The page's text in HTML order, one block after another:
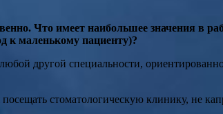
Что имеет наибольшее значения в
к маленькому пациенту)?
другой специальности,
стоматологическую клинику, не